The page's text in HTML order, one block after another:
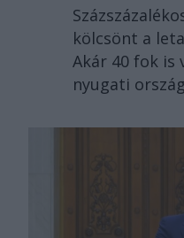
kölcsönt a
Akár 40 fok is
nyugati